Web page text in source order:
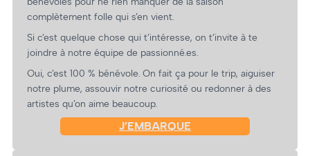
complètement folle qui s’en vient.
Si c’est quelque chose qui t’intéresse, on t’invite à te
joindre à notre équipe de passionné.es.
Oui, c’est 100 % bénévole. On fait ça pour le trip, aiguiser
notre plume, assouvir notre curiosité ou redonner à des
artistes qu’on aime beaucoup.
J’EMBARQUE